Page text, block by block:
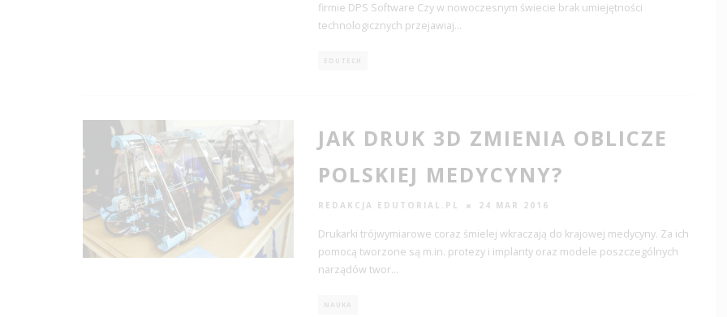
firmie DPS Software Czy w nowoczesnym świecie brak umiejętności
technologicznych przejawiaj...
EDUTECH
JAK DRUK 3D ZMIENIA OBLICZE
POLSKIEJ MEDYCYNY?
REDAKCJA EDUTORIAL.PL 24 MAR 2016
Drukarki trójwymiarowe coraz śmielej wkraczają do krajowej medycyny. Za ich
pomocą tworzone są m.in. protezy i implanty oraz modele poszczególnych
narządów twor...
NAUKA